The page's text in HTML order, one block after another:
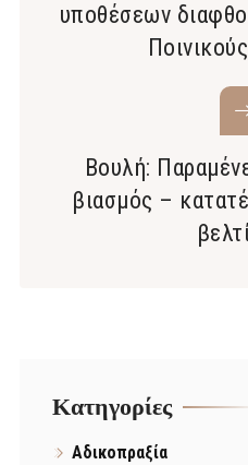
υποθέσεων
Βουλή:
βιασμός –
Kατηγορίες
Αδικοπραξία